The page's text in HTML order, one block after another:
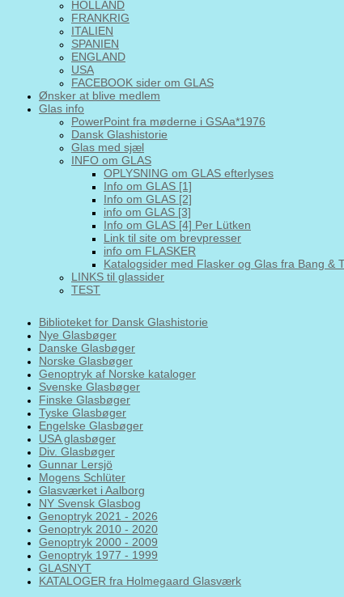
HOLLAND
FRANKRIG
ITALIEN
SPANIEN
ENGLAND
USA
FACEBOOK sider om GLAS
Ønsker at blive medlem
Glas info
PowerPoint fra møderne i GSAa*1976
Dansk Glashistorie
Glas med sjæl
INFO om GLAS
OPLYSNING om GLAS efterlyses
Info om GLAS [1]
Info om GLAS [2]
info om GLAS [3]
Info om GLAS [4] Per Lütken
Link til site om brevpresser
info om FLASKER
Katalogsider med Flasker og Glas fra Bang &
LINKS til glassider
TEST
Biblioteket for Dansk Glashistorie
Nye Glasbøger
Danske Glasbøger
Norske Glasbøger
Genoptryk af Norske kataloger
Svenske Glasbøger
Finske Glasbøger
Tyske Glasbøger
Engelske Glasbøger
USA glasbøger
Div. Glasbøger
Gunnar Lersjö
Mogens Schlüter
Glasværket i Aalborg
NY Svensk Glasbog
Genoptryk 2021 - 2026
Genoptryk 2010 - 2020
Genoptryk 2000 - 2009
Genoptryk 1977 - 1999
GLASNYT
KATALOGER fra Holmegaard Glasværk